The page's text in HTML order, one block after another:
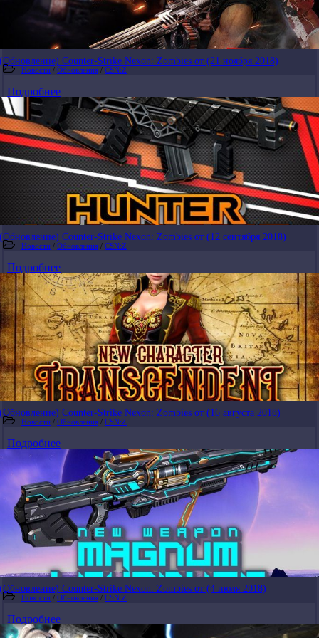
(Обновление) Counter-Strike Nexon: Zombies от (21 ноября 2018)
Новости / Обновления / CSN:Z
Подробнее
(Обновление) Counter-Strike Nexon: Zombies от (12 сентября 2018)
Новости / Обновления / CSN:Z
Подробнее
(Обновление) Counter-Strike Nexon: Zombies от (16 августа 2018)
Новости / Обновления / CSN:Z
Подробнее
(Обновление) Counter-Strike Nexon: Zombies от (4 июля 2018)
Новости / Обновления / CSN:Z
Подробнее